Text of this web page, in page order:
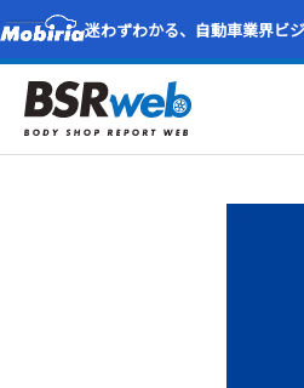
迷わずわかる、自動車業界ビ